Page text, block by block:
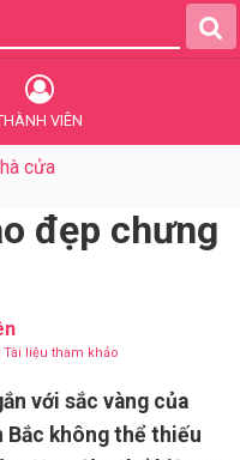
VIÊN
cửa
đẹp chưng
Tài liệu tham khảo
với sắc vàng của
Bắc không thể thiếu